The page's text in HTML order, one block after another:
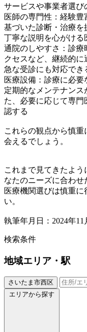
サービスや事業者選び
医師の専門性：経験
基づいた診断・治療を
丁寧な説明を心がける
通院のしやすさ：診
クセスなど、継続的に
急な受診にも対応でき
医療設備：診療に必要
定期的なメンテナンス
た、必要に応じて専
認する
これらの観点から慎
会えるでしょう。
これまで見てきたよ
なたのニーズに合わせ
医療機関選びは慎重
い。
執筆年月日：2024年11
検索条件
地域エリア・駅
さいたま市西区
エリアから探す